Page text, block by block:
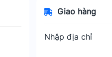
Giao hàng
Nhập địa chỉ